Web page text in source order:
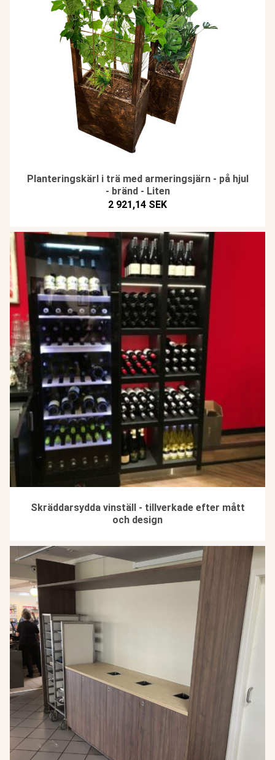
Planteringskärl i trä med armeringsjärn - på hjul
- bränd - Liten
2 921,14 SEK
Skräddarsydda vinställ - tillverkade efter mått
och design